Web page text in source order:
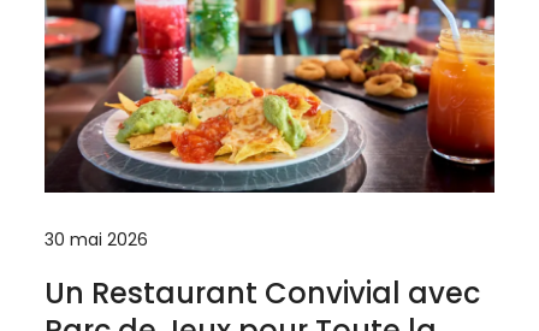
30 mai 2026
Un Restaurant Convivial avec